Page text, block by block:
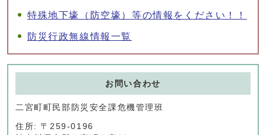
特殊地下壕（防空壕）等の情報をください！！
防災行政無線情報一覧
お問い合わせ
二宮町町民部防災安全課危機管理班
住所: 〒259-0196